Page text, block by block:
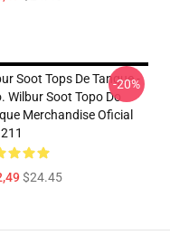
Soot Tops De Tanque -
Wilbur Soot Topo Do
Merchandise Oficial
$24.45
-20%